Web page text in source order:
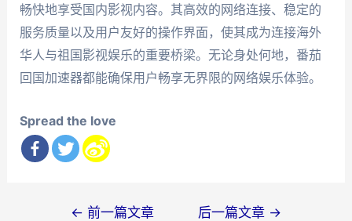
畅快地享受国内影视内容。其高效的网络连接、稳定的
服务质量以及用户友好的操作界面，使其成为连接海外
华人与祖国影视娱乐的重要桥梁。无论身处何地，番茄
回国加速器都能确保用户畅享无界限的网络娱乐体验。
Spread the love
← 前一篇文章 后一篇文章 →